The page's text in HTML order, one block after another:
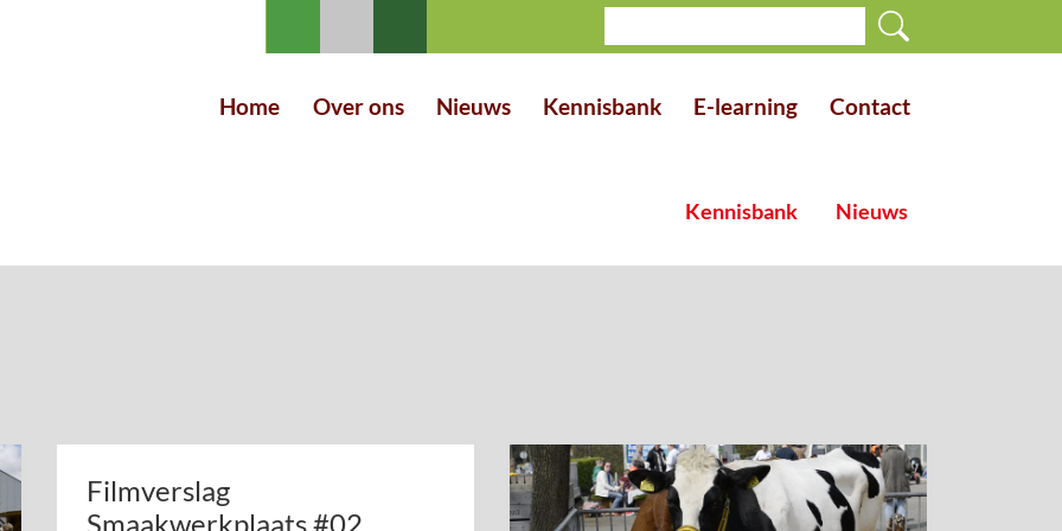
Home Over ons Nieuws Kennisbank E-learning Contact
Kennisbank Nieuws
Filmverslag
Smaakwerkplaats #02